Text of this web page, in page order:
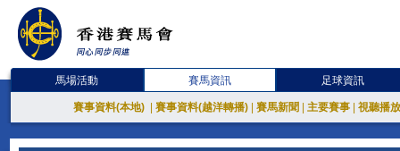
馬場活動 賽馬資訊 足球資訊
賽事資料(本地) 賽事資料(越洋轉播) 賽馬新聞 主要賽事 視聽播